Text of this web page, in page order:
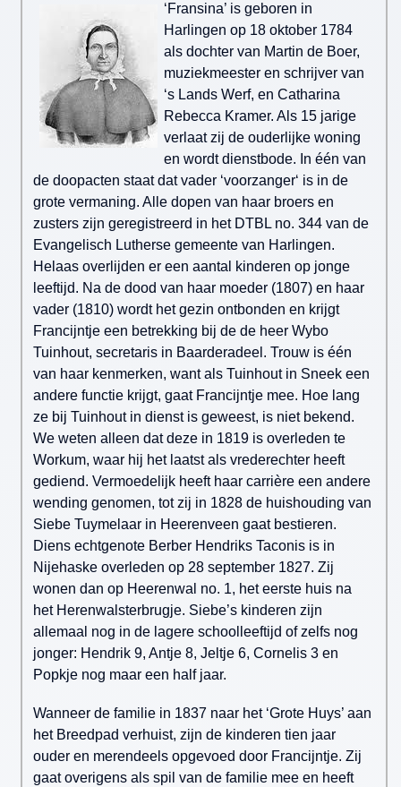
‘Fransina’ is geboren in
Harlingen op 18 oktober 1784
als dochter van Martin de Boer,
muziekmeester en schrijver van
‘s Lands Werf, en Catharina
Rebecca Kramer. Als 15 jarige
verlaat zij de ouderlijke woning
en wordt dienstbode. In één van
de doopacten staat dat vader ‘voorzanger‘ is in de
grote vermaning. Alle dopen van haar broers en
zusters zijn geregistreerd in het DTBL no. 344 van de
Evangelisch Lutherse gemeente van Harlingen.
Helaas overlijden er een aantal kinderen op jonge
leeftijd. Na de dood van haar moeder (1807) en haar
vader (1810) wordt het gezin ontbonden en krijgt
Francijntje een betrekking bij de de heer Wybo
Tuinhout, secretaris in Baarderadeel. Trouw is één
van haar kenmerken, want als Tuinhout in Sneek een
andere functie krijgt, gaat Francijntje mee. Hoe lang
ze bij Tuinhout in dienst is geweest, is niet bekend.
We weten alleen dat deze in 1819 is overleden te
Workum, waar hij het laatst als vrederechter heeft
gediend. Vermoedelijk heeft haar carrière een andere
wending genomen, tot zij in 1828 de huishouding van
Siebe Tuymelaar in Heerenveen gaat bestieren.
Diens echtgenote Berber Hendriks Taconis is in
Nijehaske overleden op 28 september 1827. Zij
wonen dan op Heerenwal no. 1, het eerste huis na
het Herenwalsterbrugje. Siebe’s kinderen zijn
allemaal nog in de lagere schoolleeftijd of zelfs nog
jonger: Hendrik 9, Antje 8, Jeltje 6, Cornelis 3 en
Popkje nog maar een half jaar.
Wanneer de familie in 1837 naar het ‘Grote Huys’ aan
het Breedpad verhuist, zijn de kinderen tien jaar
ouder en merendeels opgevoed door Francijntje. Zij
gaat overigens als spil van de familie mee en heeft